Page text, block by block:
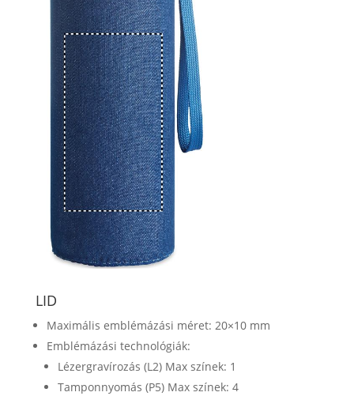
LID
Maximális emblémázási méret: 20×10 mm
Emblémázási technológiák:
Lézergravírozás (L2) Max színek: 1
Tamponnyomás (P5) Max színek: 4